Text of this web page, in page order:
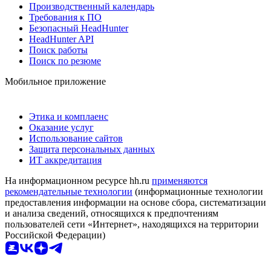
Производственный календарь
Требования к ПО
Безопасный HeadHunter
HeadHunter API
Поиск работы
Поиск по резюме
Мобильное приложение
Этика и комплаенс
Оказание услуг
Использование сайтов
Защита персональных данных
ИТ аккредитация
На информационном ресурсе hh.ru применяются
рекомендательные технологии (информационные технологии
предоставления информации на основе сбора, систематизации
и анализа сведений, относящихся к предпочтениям
пользователей сети «Интернет», находящихся на территории
Российской Федерации)